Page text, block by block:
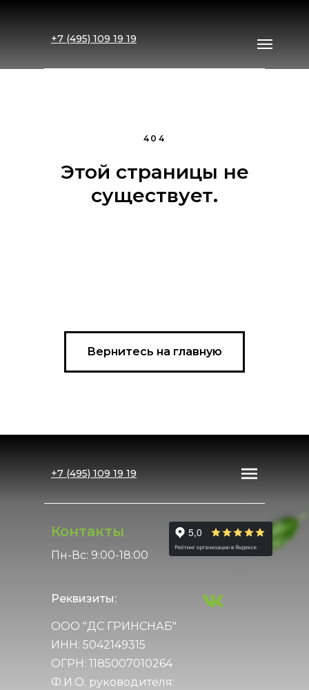
Примеры работ
+7 (495) 109 19 19
Каталог
404
Этой страницы не
существует.
Вернитесь на главную
Примеры работ
Рассчитать стоимость
+7 (495) 109 19 19
Каталог
Контакты
ООО "ДС ГРИНСНАБ"
ИНН: 5042149315
ОГРН: 1185007010264
Ф.И.О. руководителя:
Пн-Вс: 9:00-18:00
Реквизиты: